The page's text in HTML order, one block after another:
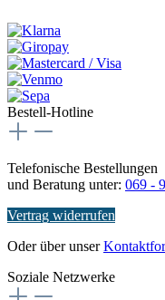
Bestell-Hotline
Telefonische Bestellungen
und Beratung unter: 069 -
Vertrag widerrufen
Oder über unser
Soziale Netzwerke